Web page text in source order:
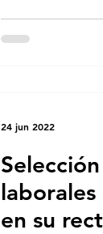
en su
24 jun 2022